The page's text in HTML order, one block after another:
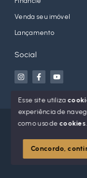
Venda seu imóvel
Lançamento
Social
© Copyright 2026 -
SITE PARA IMOBILIARIA
Esse site utiliza
experiência de
com o uso de cookies.
Concordo,